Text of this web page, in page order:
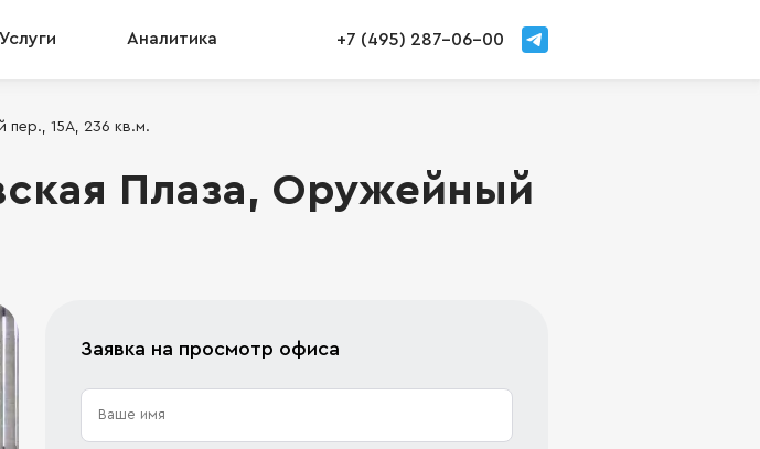
Услуги Аналитика +7 (495) 287-06-00
15А, 236 кв.м.
Плаза, Оружейный
Заявка на просмотр офиса